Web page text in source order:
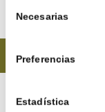
Necesarias
Preferencias
Estadística
2 badkamers
Prive zwembad
CONTACT